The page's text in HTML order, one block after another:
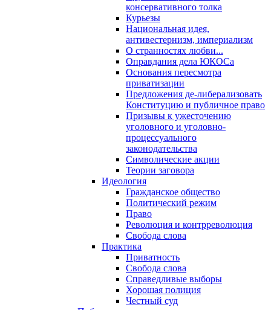
консервативного толка
Курьезы
Национальная идея,
антивестернизм, империализм
О странностях любви...
Оправдания дела ЮКОСа
Основания пересмотра
приватизации
Предложения де-либерализовать
Конституцию и публичное право
Призывы к ужесточению
уголовного и уголовно-
процессуального
законодательства
Символические акции
Теории заговора
Идеология
Гражданское общество
Политический режим
Право
Революция и контрреволюция
Свобода слова
Практика
Приватность
Свобода слова
Справедливые выборы
Хорошая полиция
Честный суд